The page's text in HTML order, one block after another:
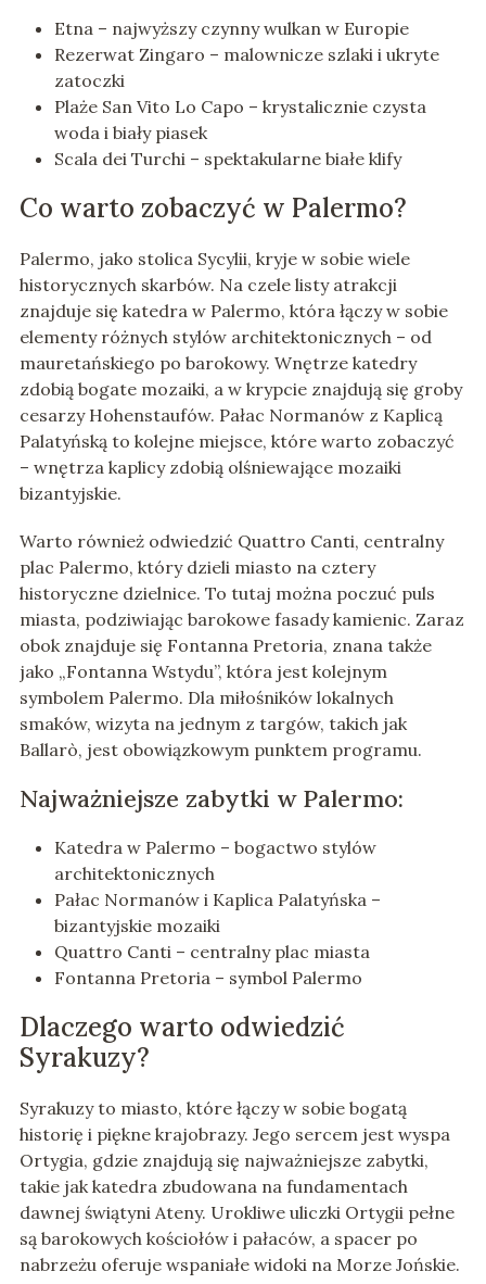
Etna – najwyższy czynny wulkan w Europie
Rezerwat Zingaro – malownicze szlaki i ukryte
zatoczki
Plaże San Vito Lo Capo – krystalicznie czysta
woda i biały piasek
Scala dei Turchi – spektakularne białe klify
Co warto zobaczyć w Palermo?
Palermo, jako stolica Sycylii, kryje w sobie wiele
historycznych skarbów. Na czele listy atrakcji
znajduje się katedra w Palermo, która łączy w sobie
elementy różnych stylów architektonicznych – od
mauretańskiego po barokowy. Wnętrze katedry
zdobią bogate mozaiki, a w krypcie znajdują się groby
cesarzy Hohenstaufów. Pałac Normanów z Kaplicą
Palatyńską to kolejne miejsce, które warto zobaczyć
– wnętrza kaplicy zdobią olśniewające mozaiki
bizantyjskie.
Warto również odwiedzić Quattro Canti, centralny
plac Palermo, który dzieli miasto na cztery
historyczne dzielnice. To tutaj można poczuć puls
miasta, podziwiając barokowe fasady kamienic. Zaraz
obok znajduje się Fontanna Pretoria, znana także
jako „Fontanna Wstydu”, która jest kolejnym
symbolem Palermo. Dla miłośników lokalnych
smaków, wizyta na jednym z targów, takich jak
Ballarò, jest obowiązkowym punktem programu.
Najważniejsze zabytki w Palermo:
Katedra w Palermo – bogactwo stylów
architektonicznych
Pałac Normanów i Kaplica Palatyńska –
bizantyjskie mozaiki
Quattro Canti – centralny plac miasta
Fontanna Pretoria – symbol Palermo
Dlaczego warto odwiedzić
Syrakuzy?
Syrakuzy to miasto, które łączy w sobie bogatą
historię i piękne krajobrazy. Jego sercem jest wyspa
Ortygia, gdzie znajdują się najważniejsze zabytki,
takie jak katedra zbudowana na fundamentach
dawnej świątyni Ateny. Urokliwe uliczki Ortygii pełne
są barokowych kościołów i pałaców, a spacer po
nabrzeżu oferuje wspaniałe widoki na Morze Jońskie.